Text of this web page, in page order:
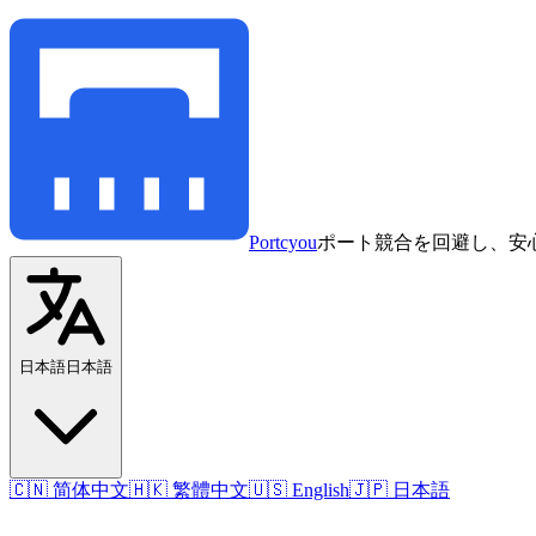
Portcyouポート競合を回避し、安
日本語 日本語
🇨🇳 简体中文🇭🇰 繁體中文🇺🇸 English🇯🇵 日本語